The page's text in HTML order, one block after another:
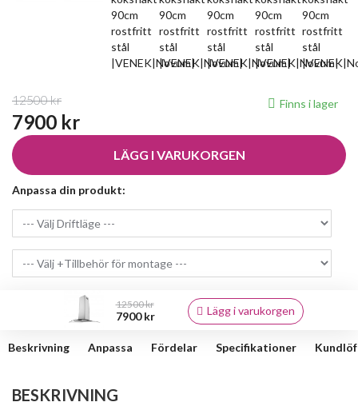
7900 kr
12500 kr Finns i lager
Anpassa din produkt:
LÄGG I VARUKORGEN
12500 kr
7900 kr Lägg i varukorgen
Beskrivning Anpassa Fördelar Specifikationer
BESKRIVNING